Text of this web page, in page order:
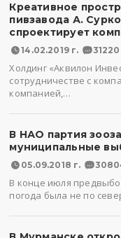
Креативное
пивзавода А.
спроектирует
14.02.2019 г. 31220
Холдинг «Аквилон
сотрудничестве с
компанией,…
В НАО партия
муниципальные
05.09.2018 г.
В конце июля
погода была не по